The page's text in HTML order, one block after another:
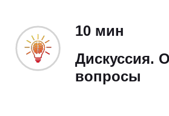
10 мин
Дискуссия.
вопросы